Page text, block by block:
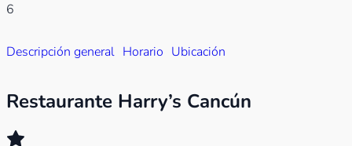
6
Descripción general Horario Ubicación
Restaurante Harry’s Cancún